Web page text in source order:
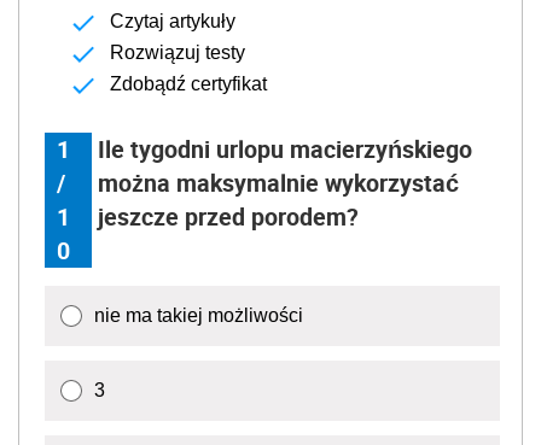
Czytaj artykuły
Rozwiązuj testy
Zdobądź certyfikat
1
/
1
0
Ile tygodni urlopu macierzyńskiego
można maksymalnie wykorzystać
jeszcze przed porodem?
nie ma takiej możliwości
3